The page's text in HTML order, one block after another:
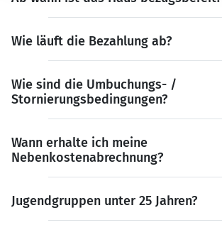
Wie läuft die Bezahlung ab?
Wie sind die Umbuchungs- /
Stornierungsbedingungen?
Wann erhalte ich meine
Nebenkostenabrechnung?
Jugendgruppen unter 25 Jahren?